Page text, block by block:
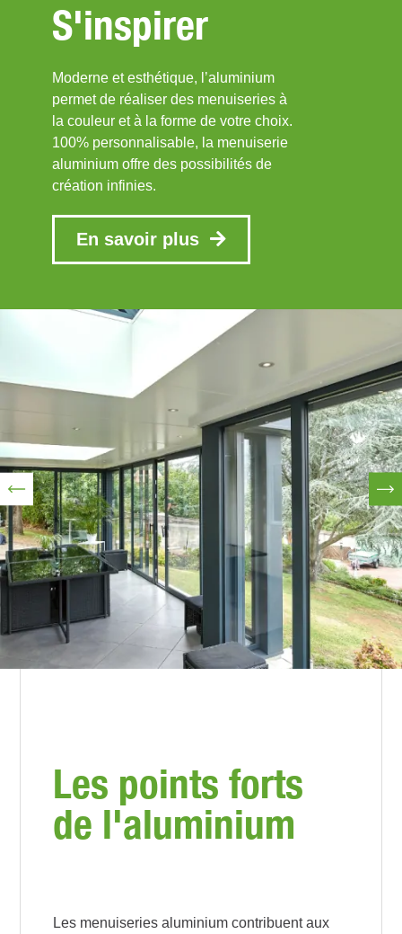
S'inspirer
Moderne et esthétique, l’aluminium
permet de réaliser des menuiseries à
la couleur et à la forme de votre choix.
100% personnalisable, la menuiserie
aluminium offre des possibilités de
création infinies.
En savoir plus
Les points forts
de l'aluminium
Les menuiseries aluminium contribuent aux